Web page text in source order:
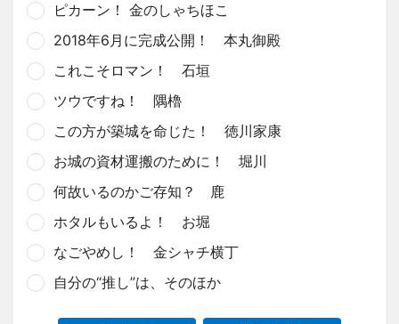
ピカーン！ 金のしゃちほこ
2018年6月に完成公開！ 本丸御殿
これこそロマン！ 石垣
ツウですね！ 隅櫓
この方が築城を命じた！ 徳川家康
お城の資材運搬のために！ 堀川
何故いるのかご存知？ 鹿
ホタルもいるよ！ お堀
なごやめし！ 金シャチ横丁
自分の“推し”は、そのほか